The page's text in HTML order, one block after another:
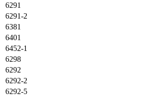
6291
6291-2
6381
6401
6452-1
6298
6292
6292-2
6292-5